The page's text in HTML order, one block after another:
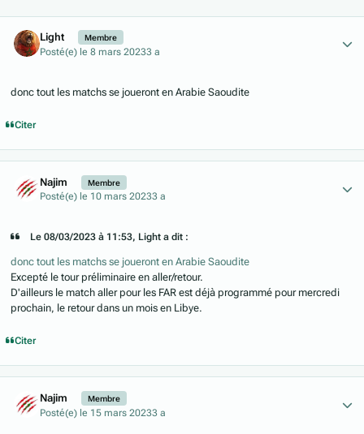
Light Membre
Posté(e) le 8 mars 20233 a
donc tout les matchs se joueront en Arabie Saoudite
Citer
Najim Membre
Posté(e) le 10 mars 20233 a
Le 08/03/2023 à 11:53, Light a dit :
donc tout les matchs se joueront en Arabie Saoudite
Excepté le tour préliminaire en aller/retour.
D'ailleurs le match aller pour les FAR est déjà programmé pour mercredi
prochain, le retour dans un mois en Libye.
Citer
Najim Membre
Posté(e) le 15 mars 20233 a